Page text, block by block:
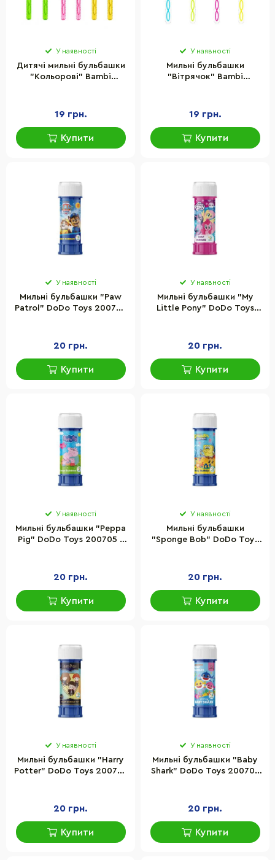
У наявності
Дитячі мильні бульбашки
"Кольорові" Bambi
19 грн.
Купити
У наявності
Мильні бульбашки
"Вітрячок" Bambi
19 грн.
Купити
У наявності
Мильні бульбашки "Paw
Patrol" DoDo Toys 200703
20 грн.
Купити
У наявності
Мильні бульбашки "My
Little Pony" DoDo Toys
20 грн.
Купити
У наявності
Мильні бульбашки "Peppa
Pig" DoDo Toys 200705 з
20 грн.
Купити
У наявності
Мильні бульбашки
"Sponge Bob" DoDo Toys
20 грн.
Купити
У наявності
Мильні бульбашки "Harry
Potter" DoDo Toys 200707
20 грн.
Купити
У наявності
Мильні бульбашки "Baby
Shark" DoDo Toys 200708
20 грн.
Купити